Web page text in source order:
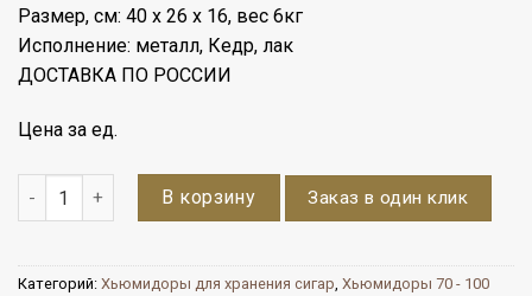
Размер, см: 40 х 26 х 16, вес 6кг
Исполнение: металл, Кедр, лак
ДОСТАВКА ПО РОССИИ
Цена за ед.
Количество В корзину Заказ в один клик
Категорий: Хьюмидоры для хранения сигар Хьюмидоры 70 - 100